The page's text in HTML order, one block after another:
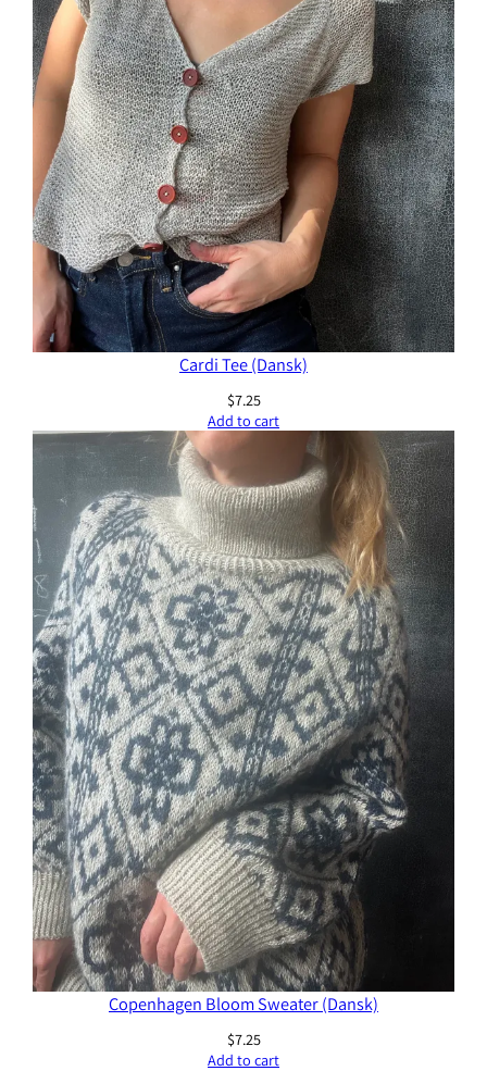
Cardi Tee (Dansk)
$7.25
Add to cart
Copenhagen Bloom Sweater (Dansk)
$7.25
Add to cart